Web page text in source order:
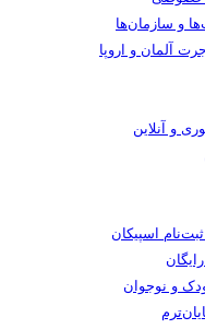
و سازمان‌ها
آلمان و اروپا
و آنلاین
اسپیکان
و نوجوان